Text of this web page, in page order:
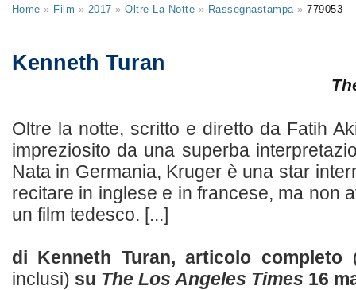
Home » Film » 2017 »Oltre La Notte » Rassegnastampa»779053
Kenneth Turan
Oltre la notte, scritto e diretto da Fatih
impreziosito da una superba
Nata in Germania, Kruger è una star
recitare in inglese e in francese, ma non
un film tedesco. [...]
di Kenneth Turan, articolo completo
inclusi) su The Los Angeles Times 16